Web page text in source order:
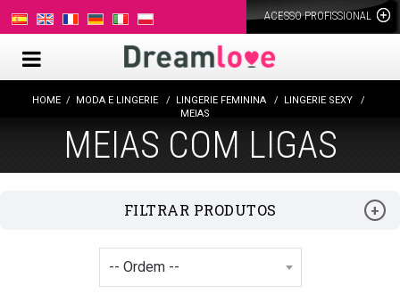
ACESSO PROFISSIONAL
HOME MODA E LINGERIE LINGERIE FEMININA
LINGERIE SEXY
MEIAS
MEIAS COM LIGAS
FILTRAR PRODUTOS